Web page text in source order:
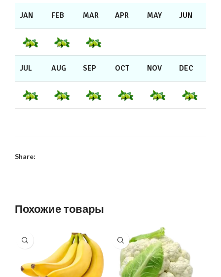
JAN FEB MAR APR MAY JUN
JUL AUG SEP OCT NOV DEC
Share:
Похожие товары